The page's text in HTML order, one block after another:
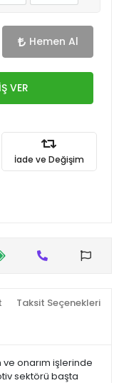
Hemen Al
VER
İade ve Değişim
Taksit Seçenekleri
onarım işlerinde
sektörü başta